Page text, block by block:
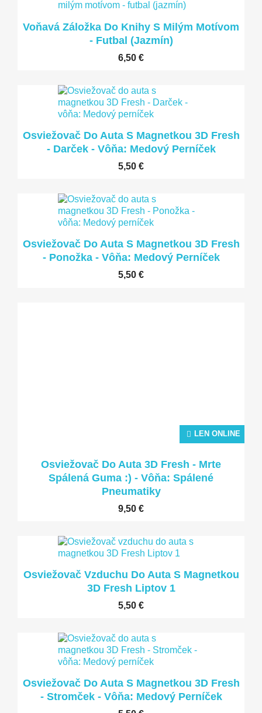
Voňavá Záložka Do Knihy S Milým Motívom
- Futbal (jazmín)
6,50 €
Osviežovač Do Auta S Magnetkou 3D Fresh
- Darček - Vôňa: Medový Perníček
5,50 €
Osviežovač Do Auta S Magnetkou 3D Fresh
- Ponožka - Vôňa: Medový Perníček
5,50 €
Osviežovač Do Auta 3D Fresh - Mrte
Spálená Guma :) - Vôňa: Spálené
Pneumatiky
9,50 €
LEN ONLINE
Osviežovač Vzduchu Do Auta S Magnetkou
3D Fresh Liptov 1
5,50 €
Osviežovač Do Auta S Magnetkou 3D Fresh
- Stromček - Vôňa: Medový Perníček